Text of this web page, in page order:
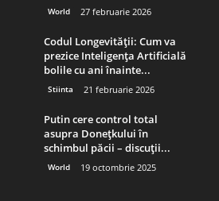
World 27 februarie 2026
Codul Longevității: Cum va
prezice Inteligența Artificială
bolile cu ani înainte...
Stiinta 21 februarie 2026
Putin cere control total
asupra Donețkului în
schimbul păcii – discuții...
World 19 octombrie 2025